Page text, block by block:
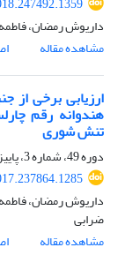
داریوش رمضان،
مشاهده مقاله
ارزیابی برخی از
هندوانه رقم
تنش شوری
دوره 49، شماره 3، پاییز 1397، صفحه
داریوش رمضان،
ضرابی
مشاهده مقاله